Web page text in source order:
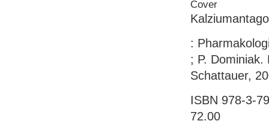
:
; P.
Schattauer,
ISBN 978-3-
72.00